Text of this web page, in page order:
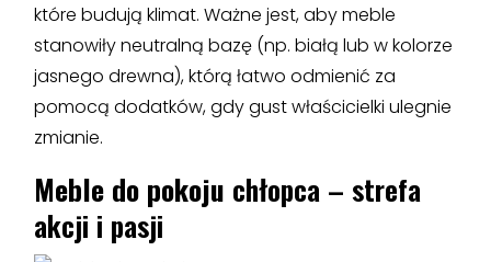
które budują klimat. Ważne jest, aby meble
stanowiły neutralną bazę (np. białą lub w kolorze
jasnego drewna), którą łatwo odmienić za
pomocą dodatków, gdy gust właścicielki ulegnie
zmianie.
Meble do pokoju chłopca – strefa
akcji i pasji